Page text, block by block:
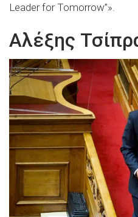
Leader for Tomorrow”».
Αλέξης